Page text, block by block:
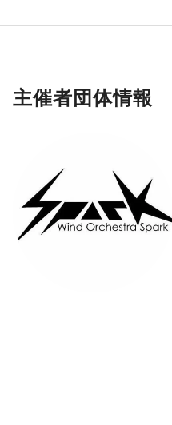
主催者団体情報